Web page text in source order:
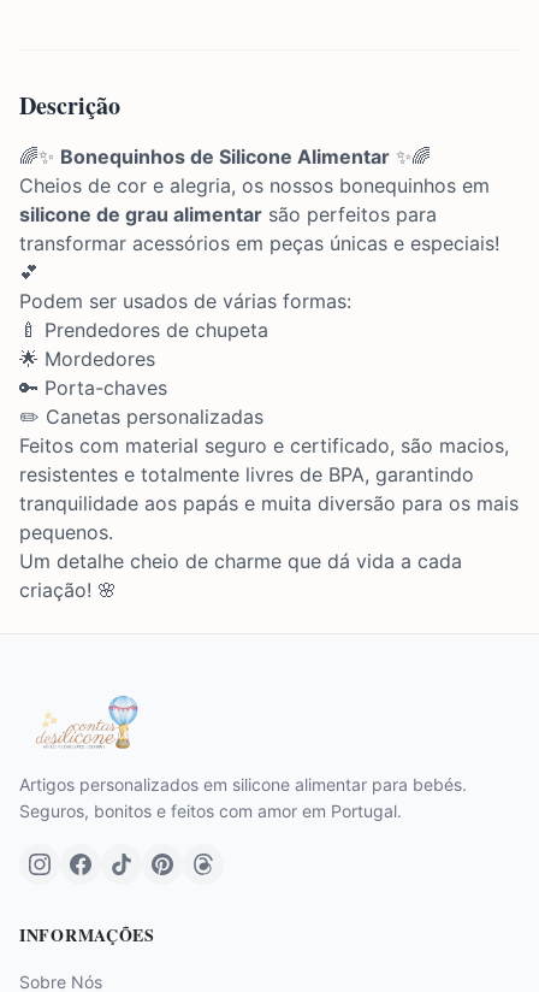
Descrição
🌈✨ Bonequinhos de Silicone Alimentar ✨🌈
Cheios de cor e alegria, os nossos bonequinhos em
silicone de grau alimentar são perfeitos para
transformar acessórios em peças únicas e especiais!
💕
Podem ser usados de várias formas:
🍼 Prendedores de chupeta
🌟 Mordedores
🔑 Porta-chaves
✏️ Canetas personalizadas
Feitos com material seguro e certificado, são macios,
resistentes e totalmente livres de BPA, garantindo
tranquilidade aos papás e muita diversão para os mais
pequenos.
Um detalhe cheio de charme que dá vida a cada
criação! 🌸
Artigos personalizados em silicone alimentar para bebés.
Seguros, bonitos e feitos com amor em Portugal.
INFORMAÇÕES
Sobre Nós